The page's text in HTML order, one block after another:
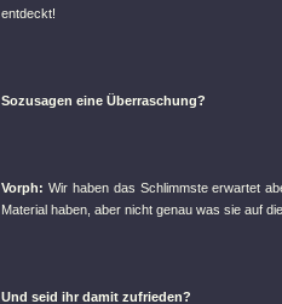
entdeckt!
Sozusagen eine Überraschung?
Vorph: Wir haben das Schlimmste erwartet
Material haben, aber nicht genau was sie auf
Und seid ihr damit zufrieden?